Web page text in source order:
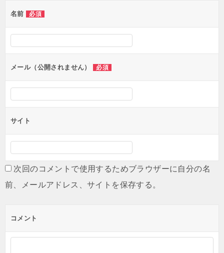
ー
シ
ン
名前 必須
メール（公開されません） 必須
サイト
次回のコメントで使用するためブラウザーに自分の名
前、メールアドレス、サイトを保存する。
コメント